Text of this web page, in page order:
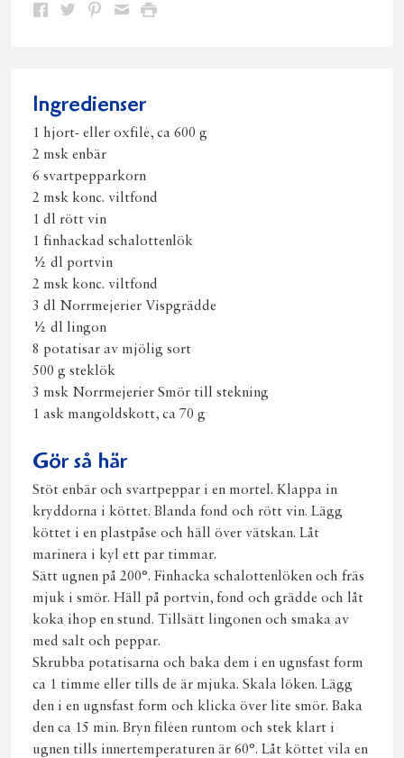
Dela Dela Dela DelaSkriv
Ingredienser
1 hjort- eller oxfilé, ca 600 g
2 msk enbär
6 svartpepparkorn
2 msk konc. viltfond
1 dl rött vin
1 finhackad schalottenlök
½ dl portvin
2 msk konc. viltfond
3 dl Norrmejerier Vispgrädde
½ dl lingon
8 potatisar av mjölig sort
500 g steklök
3 msk Norrmejerier Smör till stekning
1 ask mangoldskott, ca 70 g
Gör så här
Stöt enbär och svartpeppar i en mortel. Klappa in
kryddorna i köttet. Blanda fond och rött vin. Lägg
köttet i en plastpåse och häll över vätskan. Låt
marinera i kyl ett par timmar.
Sätt ugnen på 200°. Finhacka schalottenlöken och fräs
mjuk i smör. Häll på portvin, fond och grädde och låt
koka ihop en stund. Tillsätt lingonen och smaka av
med salt och peppar.
Skrubba potatisarna och baka dem i en ugnsfast form
ca 1 timme eller tills de är mjuka. Skala löken. Lägg
den i en ugnsfast form och klicka över lite smör. Baka
den ca 15 min. Bryn filéen runtom och stek klart i
ugnen tills innertemperaturen är 60°. Låt köttet vila en